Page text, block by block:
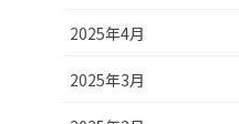
2025年4月
2025年3月